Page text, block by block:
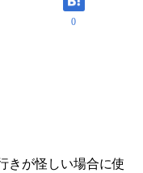
0
きが怪しい場合に使